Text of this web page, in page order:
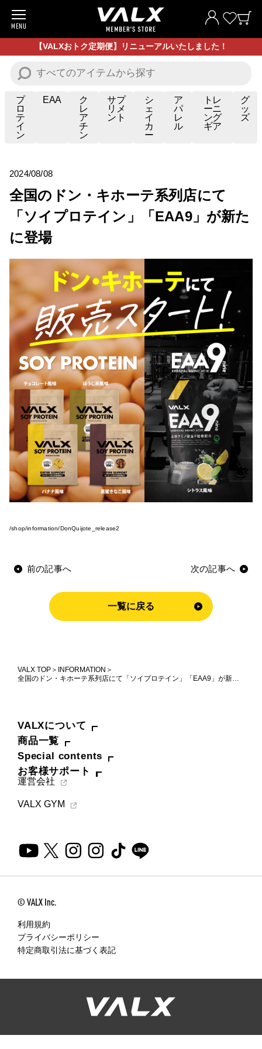
MENU
商品一覧
お試し商品
サプリメント
アパレル
お買い得商品
全ての商品
VALXについて
VALXについて
おトクおまとめ割
おトク定期便
はじめての方へ
お客様リアルレビュー
お客様サポート
お知らせ一覧
ご利用ガイド
成分・アレルギー情報
お問い合わせ
Special contents
コミュニティサイト
VALX "FUN" LIVE!
POWER OF HUMAN
ドン・キホーテ x VALX
ドラッグストア x VALX
VALX GYM
各種ポリシー
プライバシーポリシー
ふるさと納税
ANA
ふるさとチョイス
【VALXおトク定期便】リニューアルいたしました！
プ
ロ
テ
イ
ン
EAA
ク
レ
ア
チ
ン
サプ
リメ
ント
シ
ェ
イ
カ
ー
ア
パ
レ
ル
トレ
ーニ
ング
ギア
グ
ッ
ズ
2024/08/08
全国のドン・キホーテ系列店にて
「ソイプロテイン」「EAA9」が新た
に登場
/shop/information/DonQuijote_release2
前の記事へ
一覧に戻る
次の記事へ
VALX TOP
INFORMATION
全国のドン・キホーテ系列店にて「ソイプロテイン」「EAA9」が新たに登場
VALXについて
商品一覧
Special contents
お客様サポート
運営会社
VALX GYM
© VALX Inc.
利用規約
プライバシーポリシー
特定商取引法に基づく表記